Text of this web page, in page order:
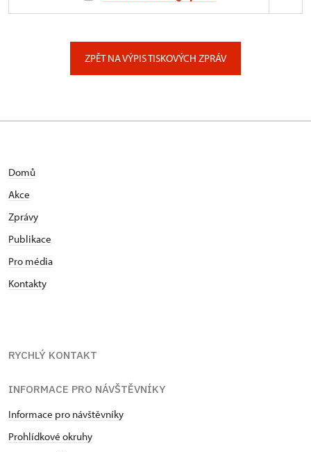
ZPĚT NA VÝPIS TISKOVÝCH ZPRÁV
Domů
Akce
Zprávy
Publikace
Pro média
Kontakty
RYCHLÝ KONTAKT
INFORMACE PRO NÁVŠTĚVNÍKY
Informace pro návštěvníky
Prohlídkové okruhy